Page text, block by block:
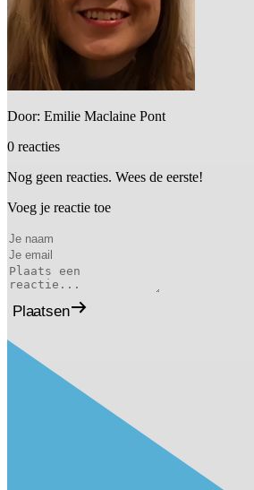
Door: Emilie Maclaine Pont
0 reacties
Nog geen reacties. Wees de eerste!
Voeg je reactie toe
Plaatsen